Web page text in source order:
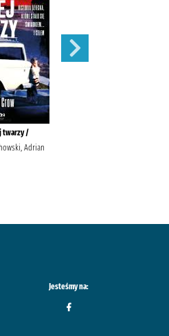
twarzy /
Adrian
Jesteśmy na: